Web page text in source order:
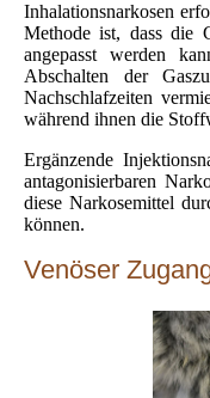
Inhalationsnarkosen
Methode ist, dass die
angepasst werden
Abschalten der
Nachschlafzeiten
während ihnen die
Ergänzende
antagonisierbaren
diese Narkosemittel
können.
Venöser